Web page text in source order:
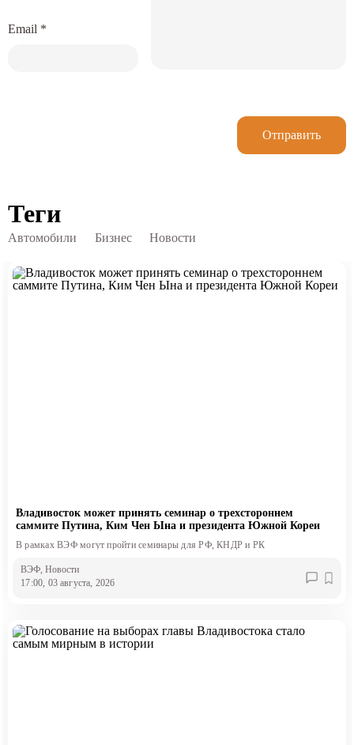
Email *
Отправить
Теги
Автомобили Бизнес Новости
Владивосток может принять семинар о трехстороннем
саммите Путина, Ким Чен Ына и президента Южной Кореи
В рамках ВЭФ могут пройти семинары для РФ, КНДР и РК
ВЭФ, Новости
17:00, 03 августа, 2026